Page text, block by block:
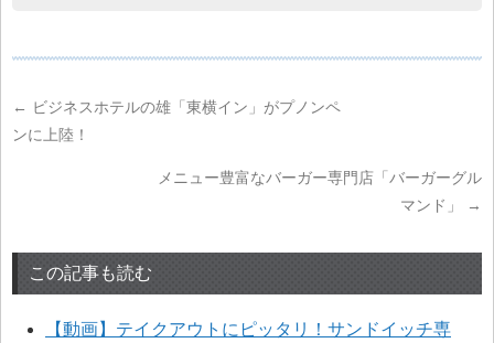
← ビジネスホテルの雄「東横イン」がプノンペ
ンに上陸！
メニュー豊富なバーガー専門店「バーガーグル
マンド」
→
この記事も読む
【動画】テイクアウトにピッタリ！サンドイッチ専